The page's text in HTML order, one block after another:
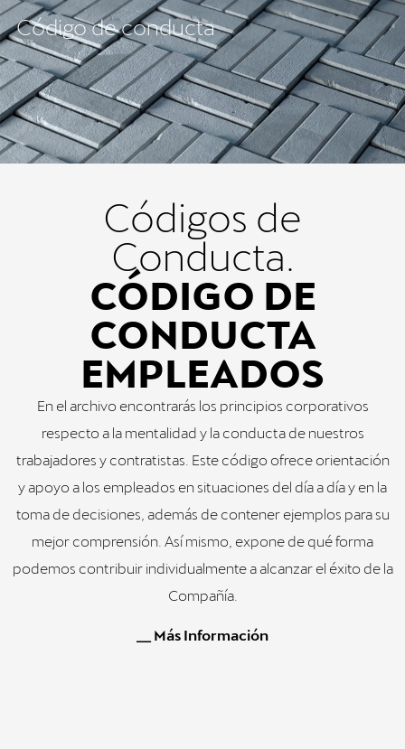
AUTOLAND
Código de conducta
Códigos de
Conducta.
CÓDIGO DE
CONDUCTA
EMPLEADOS
En el archivo encontrarás los principios corporativos
respecto a la mentalidad y la conducta de nuestros
trabajadores y contratistas. Este código ofrece orientación
y apoyo a los empleados en situaciones del día a día y en la
toma de decisiones, además de contener ejemplos para su
mejor comprensión. Así mismo, expone de qué forma
podemos contribuir individualmente a alcanzar el éxito de la
Compañía.
__ Más Información